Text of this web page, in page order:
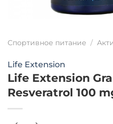
Спортивное питание /
Life Extension
Life Extension
Resveratrol 100